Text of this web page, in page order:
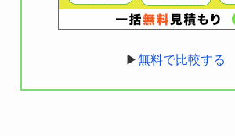
▶無料で比較する